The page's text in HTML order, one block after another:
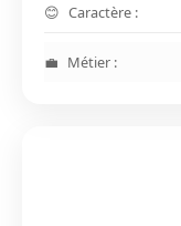
Caractère :
Métier :